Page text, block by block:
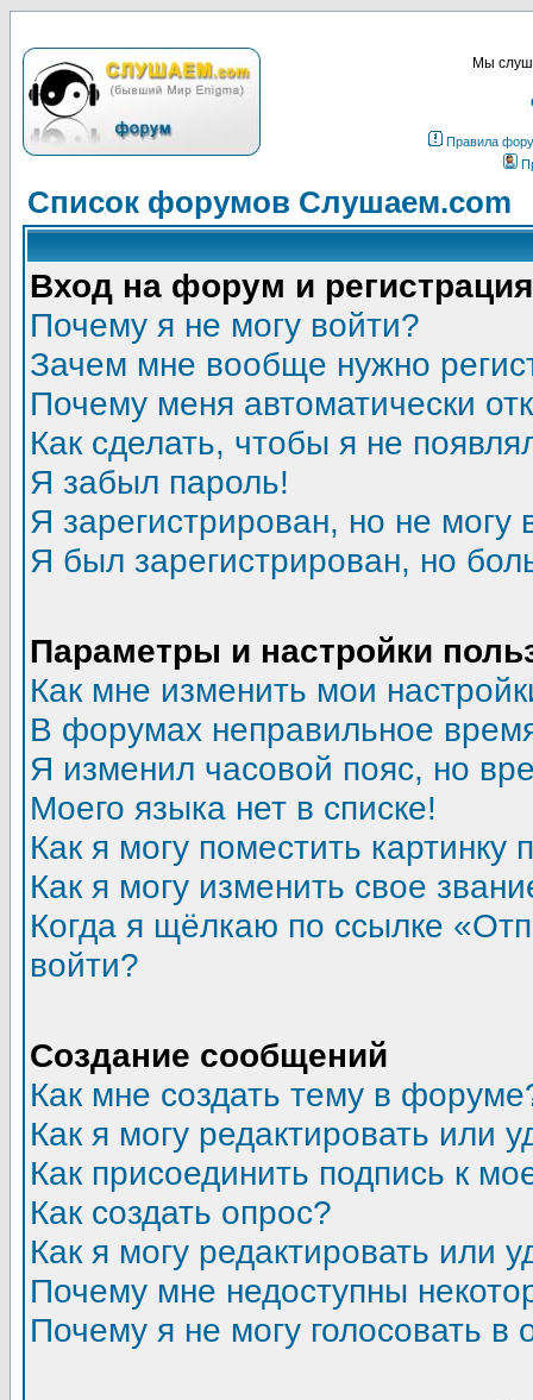
Мы
Правила
Список форумов Слушаем.com
Вход на форум и регистрация
Почему я не могу войти?
Зачем мне вообще нужно
Почему меня автоматически
Как сделать, чтобы я не
Я забыл пароль!
Я зарегистрирован, но не могу
Я был зарегистрирован, но
Параметры и настройки
Как мне изменить мои
В форумах неправильное
Я изменил часовой пояс, но
Моего языка нет в списке!
Как я могу поместить
Как я могу изменить свое
Когда я щёлкаю по ссылке
войти?
Создание сообщений
Как мне создать тему в
Как я могу редактировать или
Как присоединить подпись к
Как создать опрос?
Как я могу редактировать или
Почему мне недоступны
Почему я не могу голосовать в